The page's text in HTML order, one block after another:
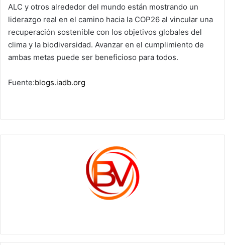
ALC y otros alrededor del mundo están mostrando un
liderazgo real en el camino hacia la COP26 al vincular una
recuperación sostenible con los objetivos globales del
clima y la biodiversidad. Avanzar en el cumplimiento de
ambas metas puede ser beneficioso para todos.
Fuente:blogs.iadb.org